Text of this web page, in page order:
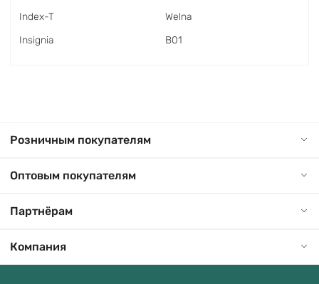
Index-T
Insignia
Welna
В01
Розничным покупателям
Оптовым покупателям
Партнёрам
Компания